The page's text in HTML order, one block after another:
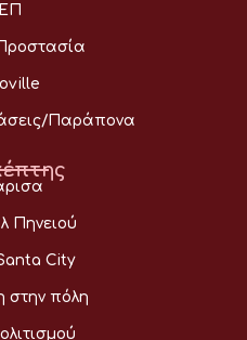
Παράπονα
Πηνειού
City
στην πόλη